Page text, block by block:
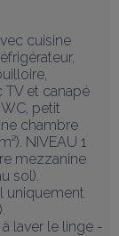
cuisine
TV et canapé
petit
chambre
NIVEAU 1
mezzanine
sol).
uniquement
laver le linge -